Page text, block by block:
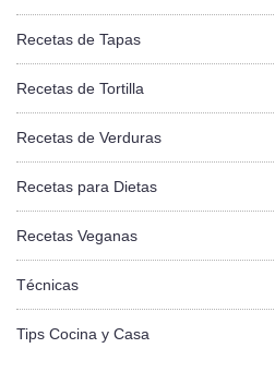
Recetas de Tapas
Recetas de Tortilla
Recetas de Verduras
Recetas para Dietas
Recetas Veganas
Técnicas
Tips Cocina y Casa